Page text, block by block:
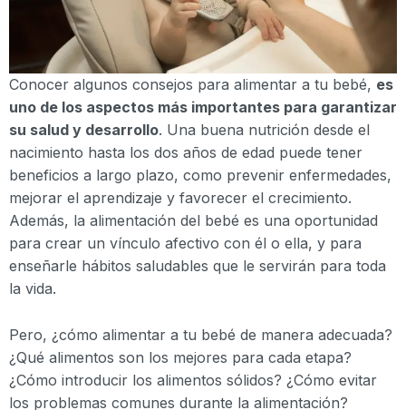
Conocer algunos consejos para alimentar a tu bebé, es
uno de los aspectos más importantes para garantizar
su salud y desarrollo. Una buena nutrición desde el
nacimiento hasta los dos años de edad puede tener
beneficios a largo plazo, como prevenir enfermedades,
mejorar el aprendizaje y favorecer el crecimiento.
Además, la alimentación del bebé es una oportunidad
para crear un vínculo afectivo con él o ella, y para
enseñarle hábitos saludables que le servirán para toda
la vida.
Pero, ¿cómo alimentar a tu bebé de manera adecuada?
¿Qué alimentos son los mejores para cada etapa?
¿Cómo introducir los alimentos sólidos? ¿Cómo evitar
los problemas comunes durante la alimentación?